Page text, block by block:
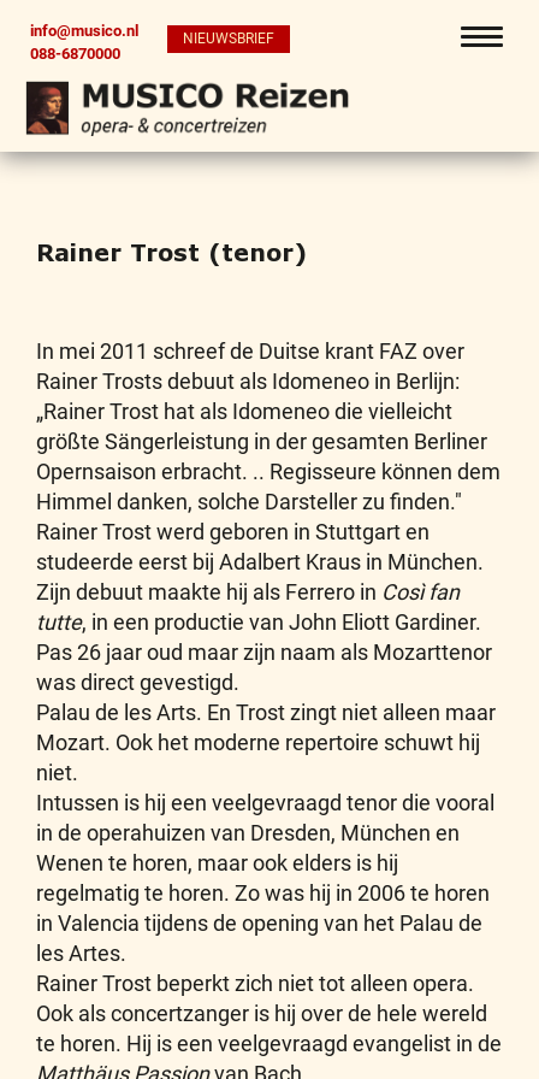
info@musico.nl
088-6870000
NIEUWSBRIEF
Rainer Trost (tenor)
In mei 2011 schreef de Duitse krant FAZ over
Rainer Trosts debuut als Idomeneo in Berlijn:
„Rainer Trost hat als Idomeneo die vielleicht
größte Sängerleistung in der gesamten Berliner
Opernsaison erbracht. .. Regisseure können dem
Himmel danken, solche Darsteller zu finden."
Rainer Trost werd geboren in Stuttgart en
studeerde eerst bij Adalbert Kraus in München.
Zijn debuut maakte hij als Ferrero in Così fan
tutte, in een productie van John Eliott Gardiner.
Pas 26 jaar oud maar zijn naam als Mozarttenor
was direct gevestigd.
Palau de les Arts. En Trost zingt niet alleen maar
Mozart. Ook het moderne repertoire schuwt hij
niet.
Intussen is hij een veelgevraagd tenor die vooral
in de operahuizen van Dresden, München en
Wenen te horen, maar ook elders is hij
regelmatig te horen. Zo was hij in 2006 te horen
in Valencia tijdens de opening van het Palau de
les Artes.
Rainer Trost beperkt zich niet tot alleen opera.
Ook als concertzanger is hij over de hele wereld
te horen. Hij is een veelgevraagd evangelist in de
Matthäus Passionvan Bach.